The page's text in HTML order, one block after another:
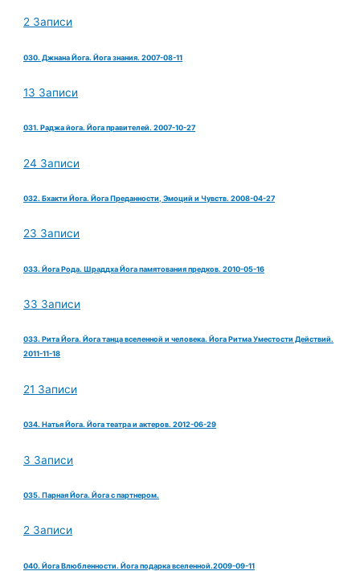
2 Записи
030. Джнана Йога. Йога знания. 2007-08-11
13 Записи
031. Раджа йога. Йога правителей. 2007-10-27
24 Записи
032. Бхакти Йога. Йога Преданности, Эмоций и Чувств. 2008-04-27
23 Записи
033. Йога Рода. Шраддха Йога памятования предков. 2010-05-16
33 Записи
033. Рита Йога. Йога танца вселенной и человека. Йога Ритма Уместости Действий.
2011-11-18
21 Записи
034. Натья Йога. Йога театра и актеров. 2012-06-29
3 Записи
035. Парная Йога. Йога с партнером.
2 Записи
040. Йога Влюбленности. Йога подарка вселенной.2009-09-11